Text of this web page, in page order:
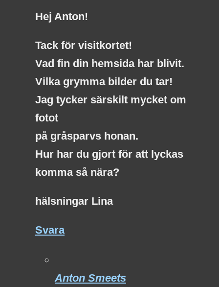
Hej Anton!
Tack för visitkortet!
Vad fin din hemsida har blivit.
Vilka grymma bilder du tar!
Jag tycker särskilt mycket om
fotot
på gråsparvs honan.
Hur har du gjort för att lyckas
komma så nära?
hälsningar Lina
Svara
Anton Smeets